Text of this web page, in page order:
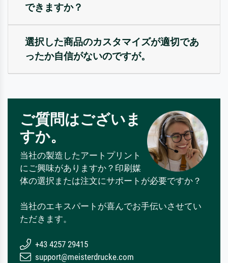
できますか？
選択した商品のカスタマイズが適切であ
ったか自信がないのですが。
ご質問はございま
すか。
当社の製造したアートプリント
にご興味がありますか？印刷媒
体の選択または注文にサポートが必要ですか？
当社のエキスパートが喜んでお手伝いさせてい
ただきます。
+43 4257 29415
support@meisterdrucke.com